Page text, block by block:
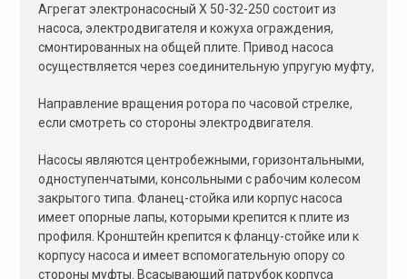
Агрегат электронасосный Х 50-32-250 состоит из
насоса, электродвигателя и кожуха ограждения,
смонтированных на общей плите. Привод насоса
осуществляется через соединительную упругую муфту,
Направление вращения ротора по часовой стрелке,
если смотреть со стороны электродвигателя.
Насосы являются центробежными, горизонтальными,
одноступенчатыми, консольными с рабочим колесом
закрытого типа. Фланец-стойка или корпус насоса
имеет опорные лапы, которыми крепится к плите из
профиля. Кронштейн крепится к фланцу-стойке или к
корпусу насоса и имеет вспомогательную опору со
стороны муфты. Всасывающий патрубок корпуса